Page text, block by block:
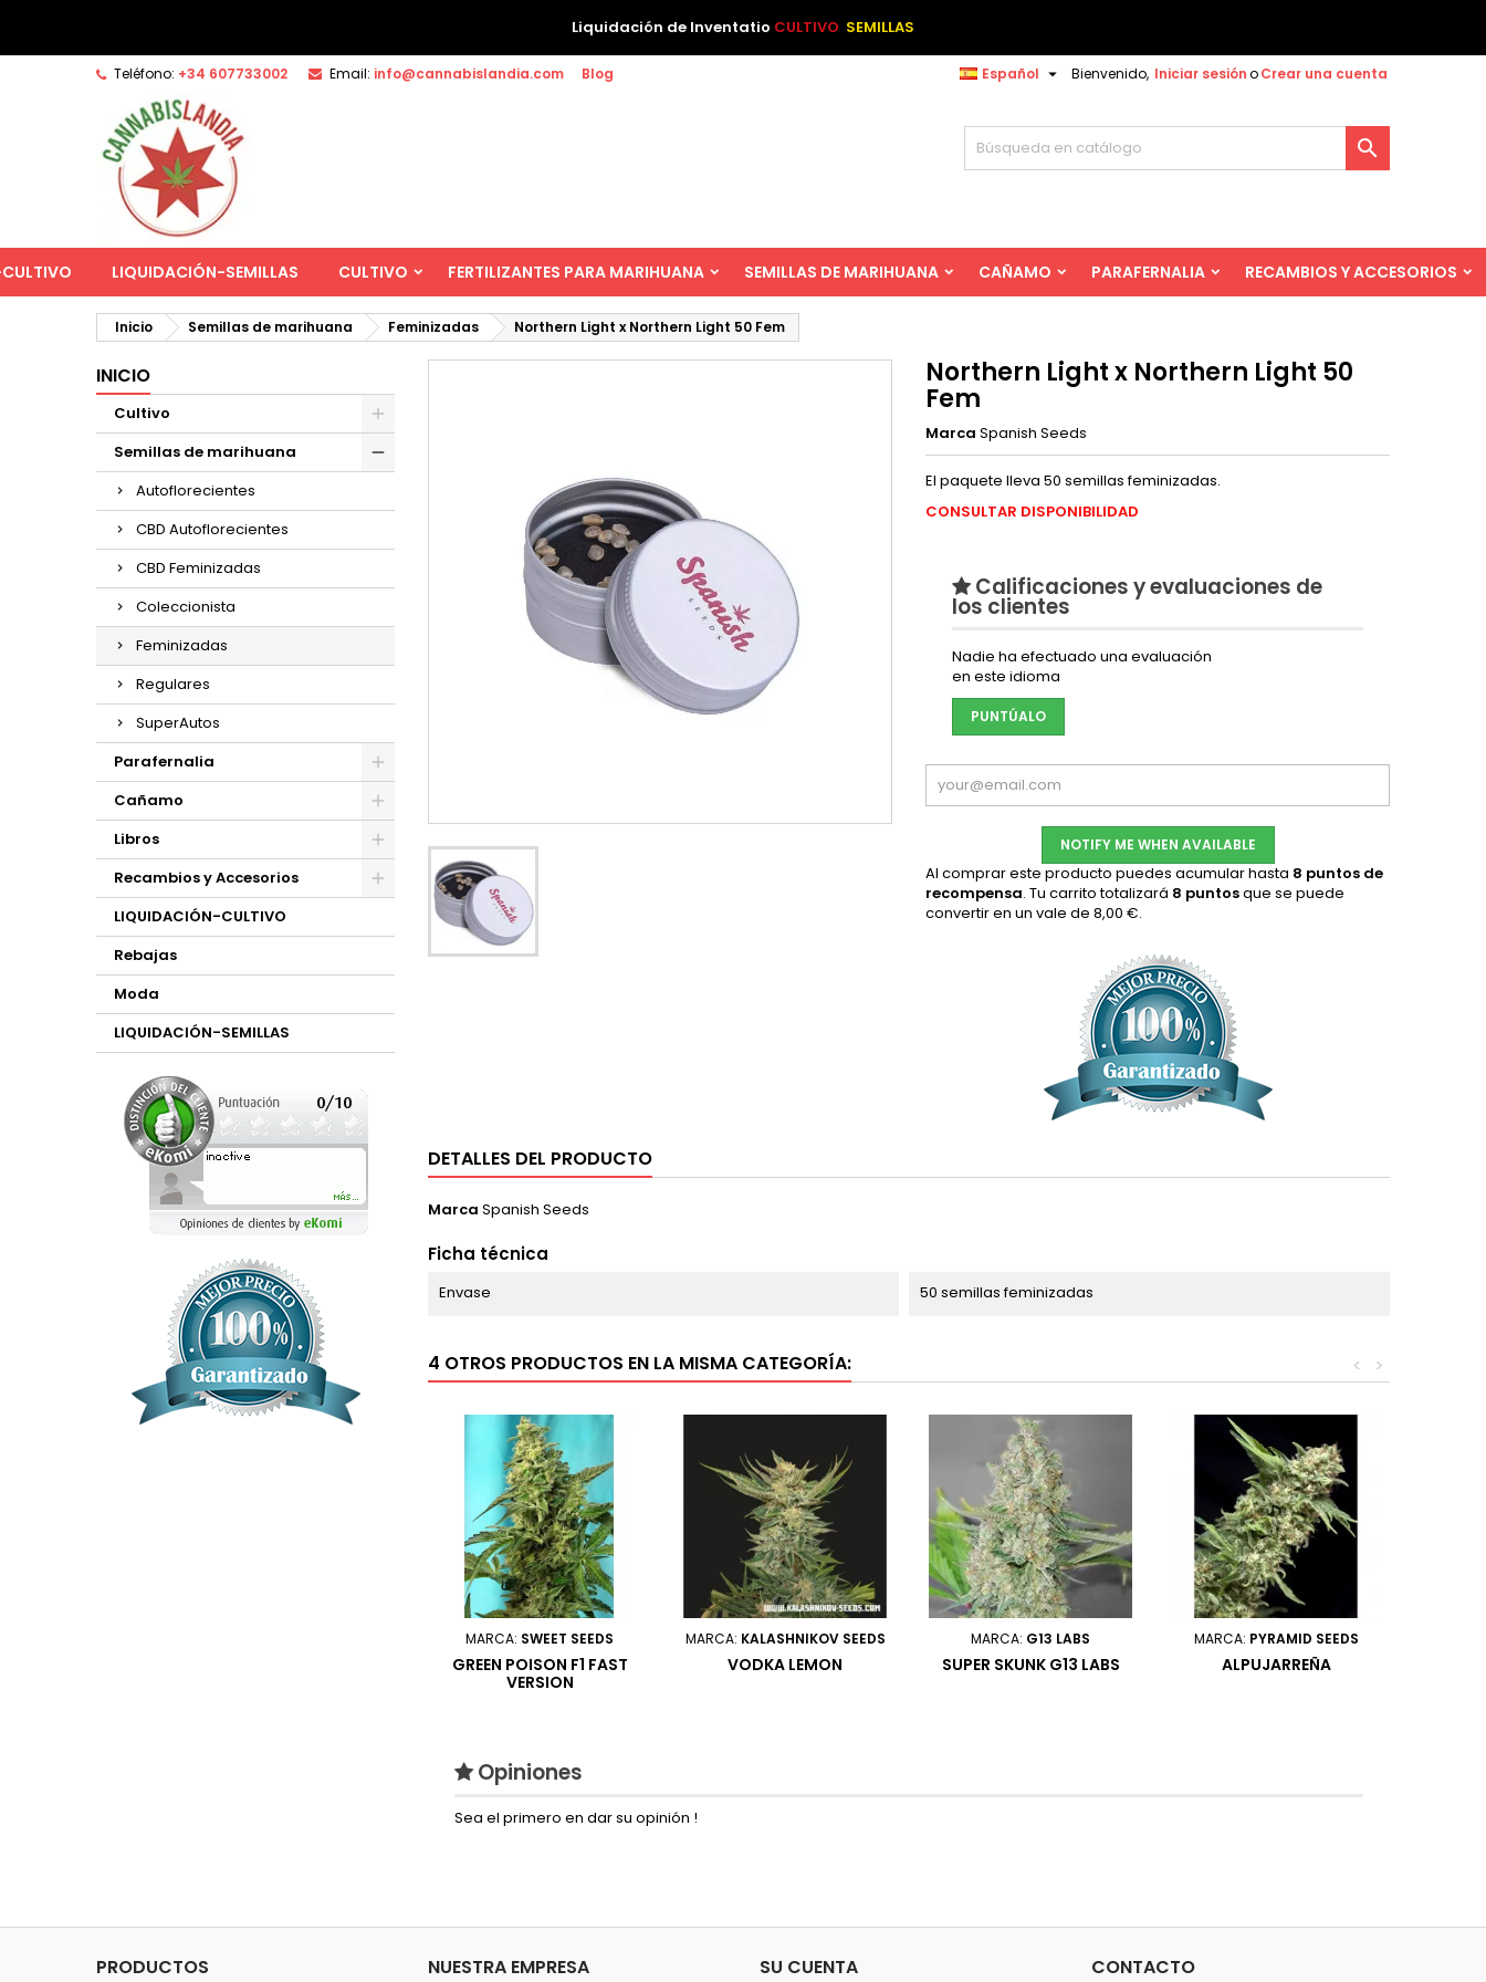
Liquidación de Inventatio CULTIVO SEMILLAS
Blog
Teléfono: +34 607733002 Email: info@cannabislandia.com Bienvenido, Iniciar sesiónoCrear una cuenta
Español 

LIQUIDACIÓN-SEMILLAS CULTIVO FERTILIZANTES PARA MARIHUANA SEMILLAS DE MARIHUANA CAÑAMO PARAFERNALIA RECAMBIOS Y ACCESORIOS
Inicio Semillas de marihuana Feminizadas Northern Light x Northern Light 50 Fem
INICIO
Cultivo
Semillas de marihuana
Autoflorecientes
CBD Autoflorecientes
CBD Feminizadas
Coleccionista
Feminizadas
Regulares
SuperAutos
Parafernalia
Cañamo
Libros
Recambios y Accesorios
LIQUIDACIÓN-CULTIVO
Rebajas
Moda
LIQUIDACIÓN-SEMILLAS
Northern Light x Northern Light 50
Fem
Marca Spanish Seeds
El paquete lleva 50 semillas feminizadas.
CONSULTAR DISPONIBILIDAD
Calificaciones y evaluaciones de
los clientes
Nadie ha efectuado una evaluación
en este idioma
PUNTÚALO
NOTIFY ME WHEN AVAILABLE
Al comprar este producto puedes acumular hasta 8 puntos de
recompensa. Tu carrito totalizará 8 puntosque se puede
convertir en un vale de 8,00 €.
DETALLES DEL PRODUCTO
Marca Spanish Seeds
Ficha técnica
Envase 50 semillas feminizadas
4 OTROS PRODUCTOS EN LA MISMA CATEGORÍA: >
<
MARCA: SWEET SEEDS
GREEN POISON F1 FAST
VERSION
MARCA: KALASHNIKOV SEEDS
VODKA LEMON
MARCA: G13 LABS
SUPER SKUNK G13 LABS
MARCA: PYRAMID SEEDS
ALPUJARREÑA
Opiniones
Sea el primero en dar su opinión !
PRODUCTOS NUESTRA EMPRESA SU CUENTA CONTACTO